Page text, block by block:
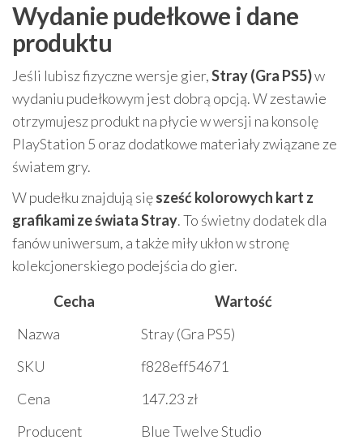
Wydanie pudełkowe i dane
produktu
Jeśli lubisz fizyczne wersje gier,Stray (Gra PS5)w
wydaniu pudełkowym jest dobrą opcją. W zestawie
otrzymujesz produkt na płycie w wersji na konsolę
PlayStation 5 oraz dodatkowe materiały związane ze
światem gry.
W pudełku znajdują sięsześć kolorowych kart z
grafikami ze świata Stray. To świetny dodatek dla
fanów uniwersum, a także miły ukłon w stronę
kolekcjonerskiego podejścia do gier.
Cecha
Wartość
Nazwa
Stray (Gra PS5)
SKU
f828eff54671
Cena
147.23 zł
Producent
Blue Twelve Studio